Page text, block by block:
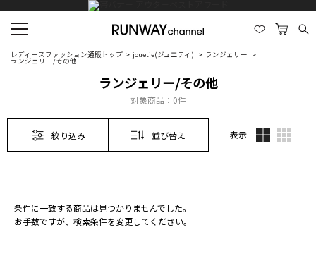
レディースファッション通販トップ jouetie(ジュエティ) ランジェリー
ランジェリー/その他
ランジェリー/その他
対象商品： 0件
絞り込み 並び替え 表示
条件に一致する商品は見つかりませんでした。
お手数ですが、検索条件を変更してください。